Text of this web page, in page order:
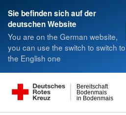
Sie befinden sich auf der
deutschen Website
You are on the German website,
you can use the switch to switch to
the English one
in Bodenmais
Bodenmais
Bereitschaft